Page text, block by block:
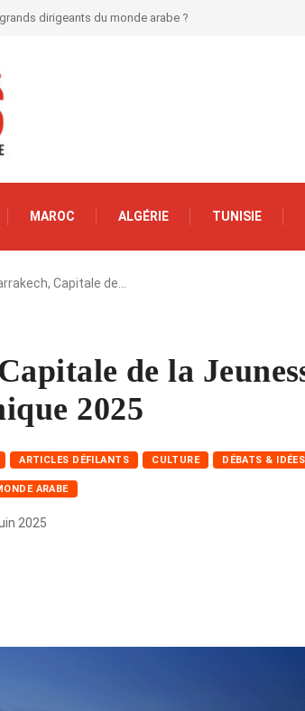
dirigeants du monde arabe ?
MAROC ALGÉRIE TUNISIE
Capitale de…
de la
2025
ARTICLES DÉFILANTS CULTURE DÉBATS & IDÉES
ARABE
2025